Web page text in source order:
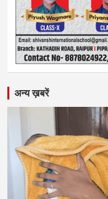
अन्य ख़बरें